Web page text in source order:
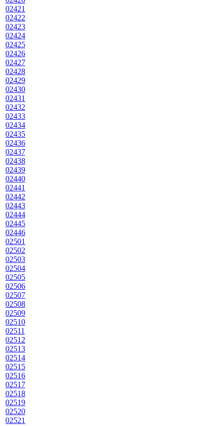
02421
02422
02423
02424
02425
02426
02427
02428
02429
02430
02431
02432
02433
02434
02435
02436
02437
02438
02439
02440
02441
02442
02443
02444
02445
02446
02501
02502
02503
02504
02505
02506
02507
02508
02509
02510
02511
02512
02513
02514
02515
02516
02517
02518
02519
02520
02521